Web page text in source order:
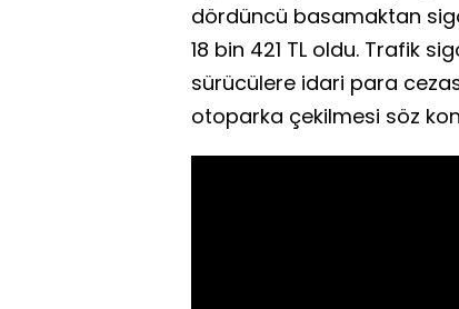
dördüncü basamaktan
18 bin 421 TL oldu. Trafik
sürücülere idari para
otoparka çekilmesi söz